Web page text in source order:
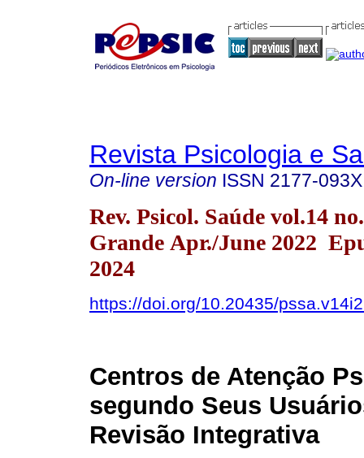
Revista Psicologia e
On-line version ISSN 2177-093X
Rev. Psicol. Saúde vol.14
Grande Apr./June 2022
2024
https://doi.org/10.20435/
Centros de Atenção
segundo Seus
Revisão Integrativa